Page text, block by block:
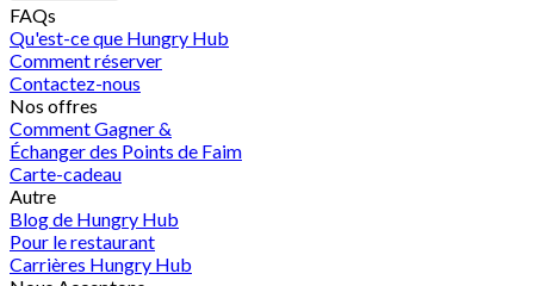
FAQs
Qu'est-ce que Hungry Hub
Comment réserver
Contactez-nous
Nos offres
Comment Gagner &
Échanger des Points de Faim
Carte-cadeau
Autre
Blog de Hungry Hub
Pour le restaurant
Carrières Hungry Hub